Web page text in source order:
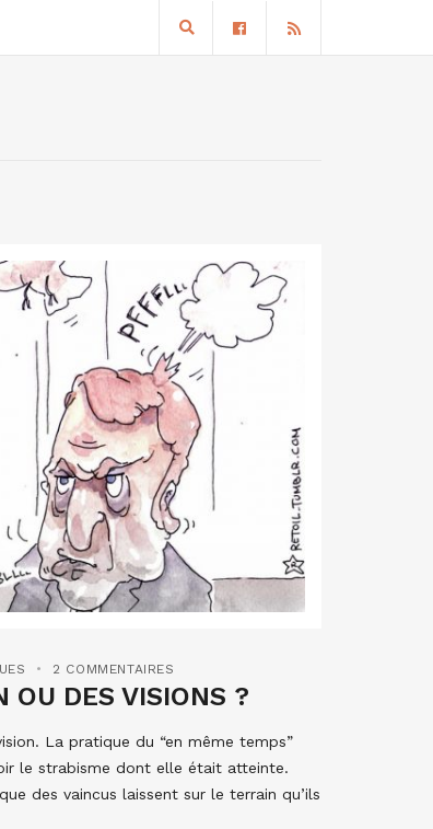
2 COMMENTAIRES
OU DES VISIONS ?
La pratique du “en même temps”
le strabisme dont elle était atteinte.
des vaincus laissent sur le terrain qu’ils